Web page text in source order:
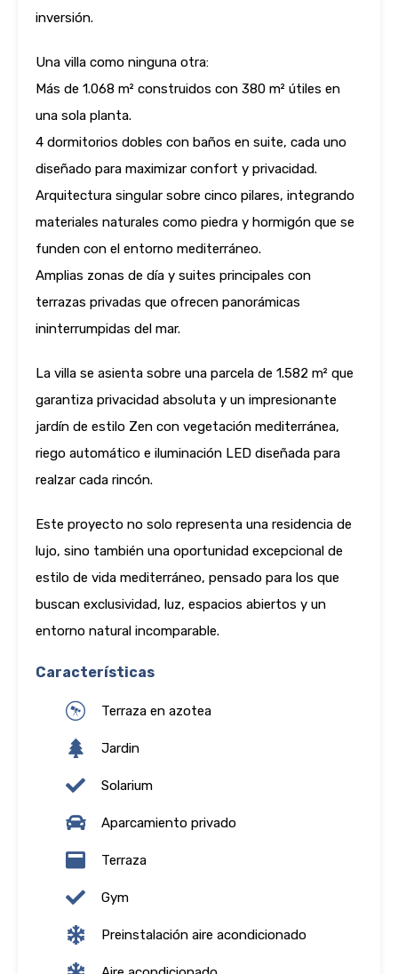
inversión.
Una villa como ninguna otra:
Más de 1.068 m² construidos con 380 m² útiles en
una sola planta.
4 dormitorios dobles con baños en suite, cada uno
diseñado para maximizar confort y privacidad.
Arquitectura singular sobre cinco pilares, integrando
materiales naturales como piedra y hormigón que se
funden con el entorno mediterráneo.
Amplias zonas de día y suites principales con
terrazas privadas que ofrecen panorámicas
ininterrumpidas del mar.
La villa se asienta sobre una parcela de 1.582 m² que
garantiza privacidad absoluta y un impresionante
jardín de estilo Zen con vegetación mediterránea,
riego automático e iluminación LED diseñada para
realzar cada rincón.
Este proyecto no solo representa una residencia de
lujo, sino también una oportunidad excepcional de
estilo de vida mediterráneo, pensado para los que
buscan exclusividad, luz, espacios abiertos y un
entorno natural incomparable.
Características
Terraza en azotea
Jardin
Solarium
Aparcamiento privado
Terraza
Gym
Preinstalación aire acondicionado